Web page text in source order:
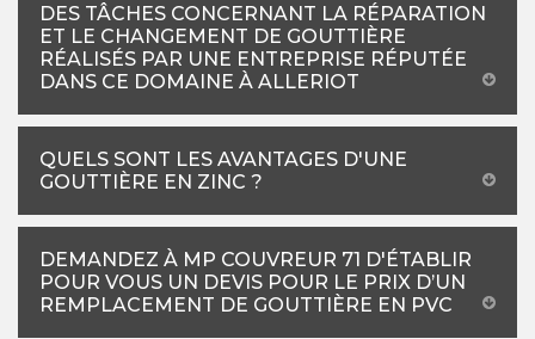
DES TÂCHES CONCERNANT LA RÉPARATION
ET LE CHANGEMENT DE GOUTTIÈRE
RÉALISÉS PAR UNE ENTREPRISE RÉPUTÉE
DANS CE DOMAINE À ALLERIOT
QUELS SONT LES AVANTAGES D'UNE
GOUTTIÈRE EN ZINC ?
DEMANDEZ À MP COUVREUR 71 D'ÉTABLIR
POUR VOUS UN DEVIS POUR LE PRIX D’UN
REMPLACEMENT DE GOUTTIÈRE EN PVC